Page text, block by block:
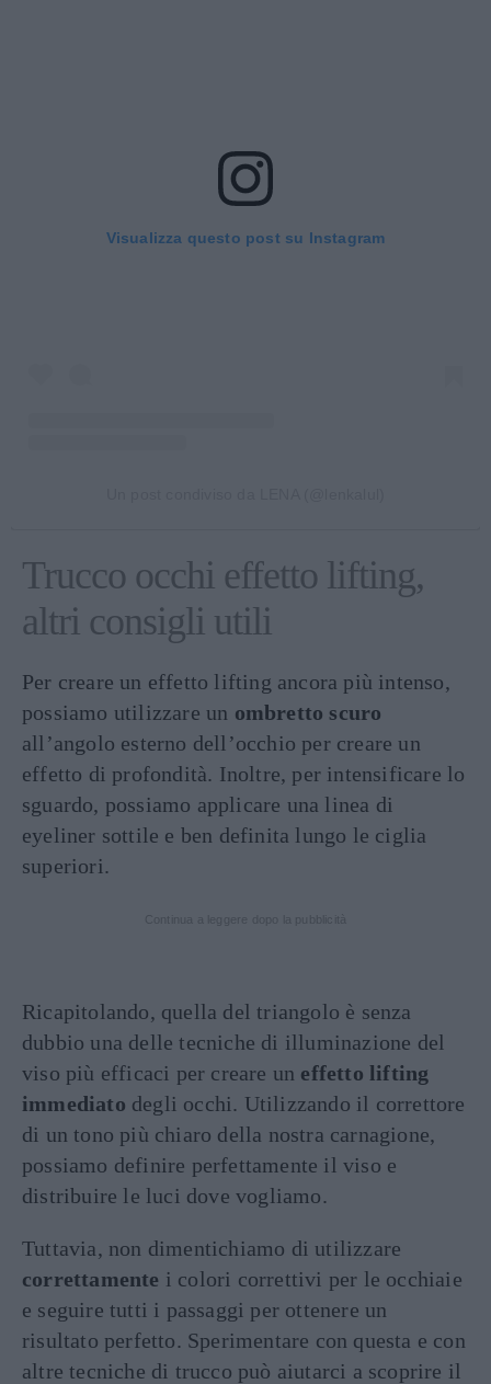
Visualizza questo post su Instagram
Trucco occhi effetto lifting,
altri consigli utili
Per creare un effetto lifting ancora più intenso,
possiamo utilizzare un ombretto scuro
all’angolo esterno dell’occhio per creare un
effetto di profondità. Inoltre, per intensificare lo
sguardo, possiamo applicare una linea di
eyeliner sottile e ben definita lungo le ciglia
superiori.
Ricapitolando, quella del triangolo è senza
dubbio una delle tecniche di illuminazione del
viso più efficaci per creare un effetto lifting
immediato degli occhi. Utilizzando il correttore
di un tono più chiaro della nostra carnagione,
possiamo definire perfettamente il viso e
distribuire le luci dove vogliamo.
Tuttavia, non dimentichiamo di utilizzare
correttamente i colori correttivi per le occhiaie
e seguire tutti i passaggi per ottenere un
risultato perfetto. Sperimentare con questa e con
altre tecniche di trucco può aiutarci a scoprire il